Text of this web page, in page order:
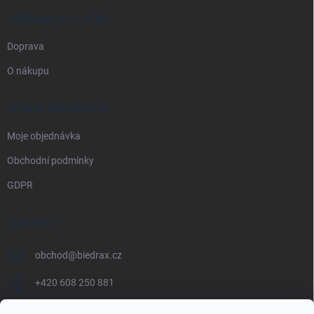
DOPRAVA A PLATBA
Doprava
O nákupu
PRÁVNÍ INFORMACE
Moje objednávka
Obchodní podmínky
GDPR
KONTAKT
obchod@biedrax.cz
+420 608 250 881